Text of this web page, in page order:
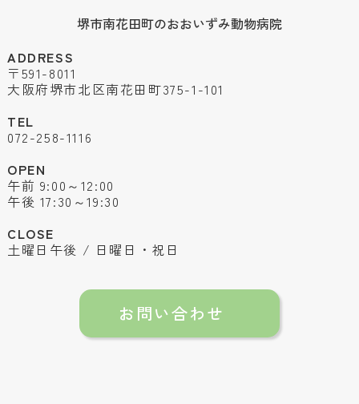
堺市南花田町のおおいずみ動物病院
ADDRESS
〒591-8011
大阪府堺市北区南花田町375-1-101
TEL
072-258-1116
OPEN
午前 9:00～12:00
午後 17:30～19:30
CLOSE
土曜日午後 / 日曜日・祝日
お問い合わせ